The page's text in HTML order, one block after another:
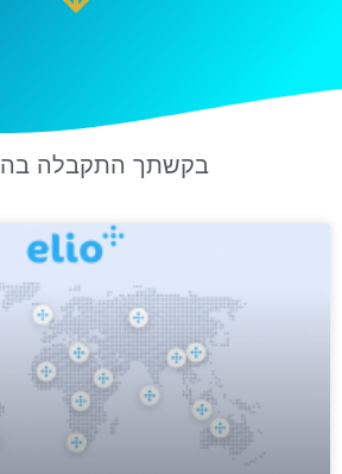
בקשתך התקבלה